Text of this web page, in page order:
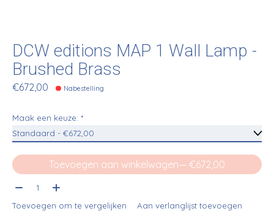
DCW editions MAP 1 Wall Lamp -
Brushed Brass
€672,00 Nabestelling
Maak een keuze: *
Toevoegen aan winkelwagen
— €672,00
Aantal:
Toevoegen om te vergelijken Aan verlanglijst toevoegen